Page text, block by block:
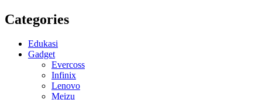
Categories
Edukasi
Gadget
Evercoss
Infinix
Lenovo
Meizu